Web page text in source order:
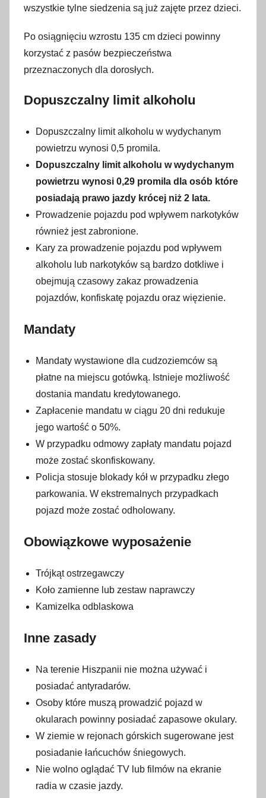
wszystkie tylne siedzenia są już zajęte przez dzieci.
Po osiągnięciu wzrostu 135 cm dzieci powinny
korzystać z pasów bezpieczeństwa
przeznaczonych dla dorosłych.
Dopuszczalny limit alkoholu
Dopuszczalny limit alkoholu w wydychanym
powietrzu wynosi 0,5 promila.
Dopuszczalny limit alkoholu w wydychanym
powietrzu wynosi 0,29 promila dla osób które
posiadają prawo jazdy krócej niż 2 lata.
Prowadzenie pojazdu pod wpływem narkotyków
również jest zabronione.
Kary za prowadzenie pojazdu pod wpływem
alkoholu lub narkotyków są bardzo dotkliwe i
obejmują czasowy zakaz prowadzenia
pojazdów, konfiskatę pojazdu oraz więzienie.
Mandaty
Mandaty wystawione dla cudzoziemców są
płatne na miejscu gotówką. Istnieje możliwość
dostania mandatu kredytowanego.
Zapłacenie mandatu w ciągu 20 dni redukuje
jego wartość o 50%.
W przypadku odmowy zapłaty mandatu pojazd
może zostać skonfiskowany.
Policja stosuje blokady kół w przypadku złego
parkowania. W ekstremalnych przypadkach
pojazd może zostać odholowany.
Obowiązkowe wyposażenie
Trójkąt ostrzegawczy
Koło zamienne lub zestaw naprawczy
Kamizelka odblaskowa
Inne zasady
Na terenie Hiszpanii nie można używać i
posiadać antyradarów.
Osoby które muszą prowadzić pojazd w
okularach powinny posiadać zapasowe okulary.
W ziemie w rejonach górskich sugerowane jest
posiadanie łańcuchów śniegowych.
Nie wolno oglądać TV lub filmów na ekranie
radia w czasie jazdy.